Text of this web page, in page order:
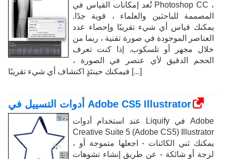
تُعد إمكانات القياس في Photoshop CC ،
المصممة للباحثين والعلماء ، قوية جدًا.
يمكنك قياس أي شيء تقريبًا وإحصاء عدد
العناصر الموجودة في صورة تقنية ، ربما من
خلال مجهر أو تلسكوب. إذا كنت تعرف
الحجم الدقيق لأي عنصر في الصورة ،
فيمكنك حينئذٍ اكتشاف أي شيء تقريبًا [...]
أدوات التسييل في Adobe CS5 Illustrator
عند استخدام أدوات Liquify في Adobe
Creative Suite 5 (Adobe CS5) Illustrator
، يمكنك ثني الكائنات - اجعلها متموجة أو
لزجة أو شائكة - عن طريق إنشاء تشوهات